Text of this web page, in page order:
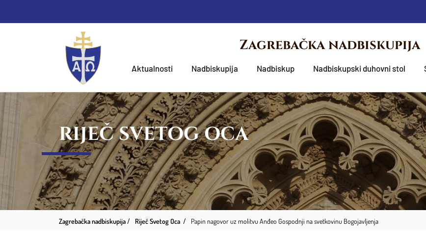
Zagrebačka nadbiskupija
Aktualnosti Nadbiskupija Nadbiskup Nadbiskupski duhovni stol
RIJEČ SVETOG OCA
Zagrebačka nadbiskupija Riječ Svetog Oca Papin nagovor uz molitvu Anđeo Gospodnji na svetkovinu Bogojavljenja